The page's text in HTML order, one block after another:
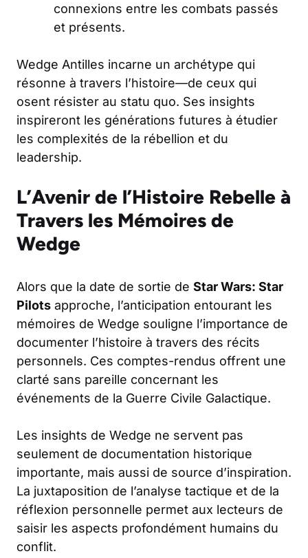
connexions entre les combats passés
et présents.
Wedge Antilles incarne un archétype qui
résonne à travers l’histoire—de ceux qui
osent résister au statu quo. Ses insights
inspireront les générations futures à étudier
les complexités de la rébellion et du
leadership.
L’Avenir de l’Histoire Rebelle à
Travers les Mémoires de
Wedge
Alors que la date de sortie de Star Wars: Star
Pilots approche, l’anticipation entourant les
mémoires de Wedge souligne l’importance de
documenter l’histoire à travers des récits
personnels. Ces comptes-rendus offrent une
clarté sans pareille concernant les
événements de la Guerre Civile Galactique.
Les insights de Wedge ne servent pas
seulement de documentation historique
importante, mais aussi de source d’inspiration.
La juxtaposition de l’analyse tactique et de la
réflexion personnelle permet aux lecteurs de
saisir les aspects profondément humains du
conflit.